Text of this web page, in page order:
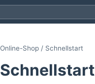
Online-Shop / Schnellstart
Schnellstart